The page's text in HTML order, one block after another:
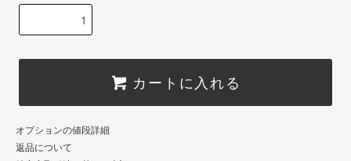
カートに入れる
オプションの値段詳細
返品について